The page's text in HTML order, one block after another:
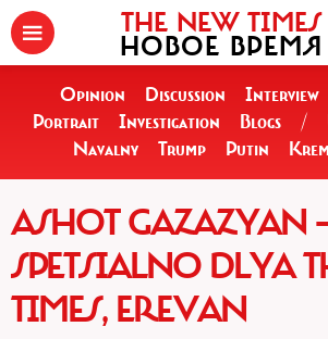
THE NEW TIMES
НОВОЕ ВРЕМЯ
Opinion Discussion Interview
Portrait
Investigation Blogs /
Navalny
Trump Putin
ASHOT GAZAZYAN
SPETSIALNO DLYA
TIMES, EREVAN